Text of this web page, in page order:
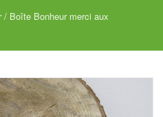
/ Boîte Bonheur merci aux